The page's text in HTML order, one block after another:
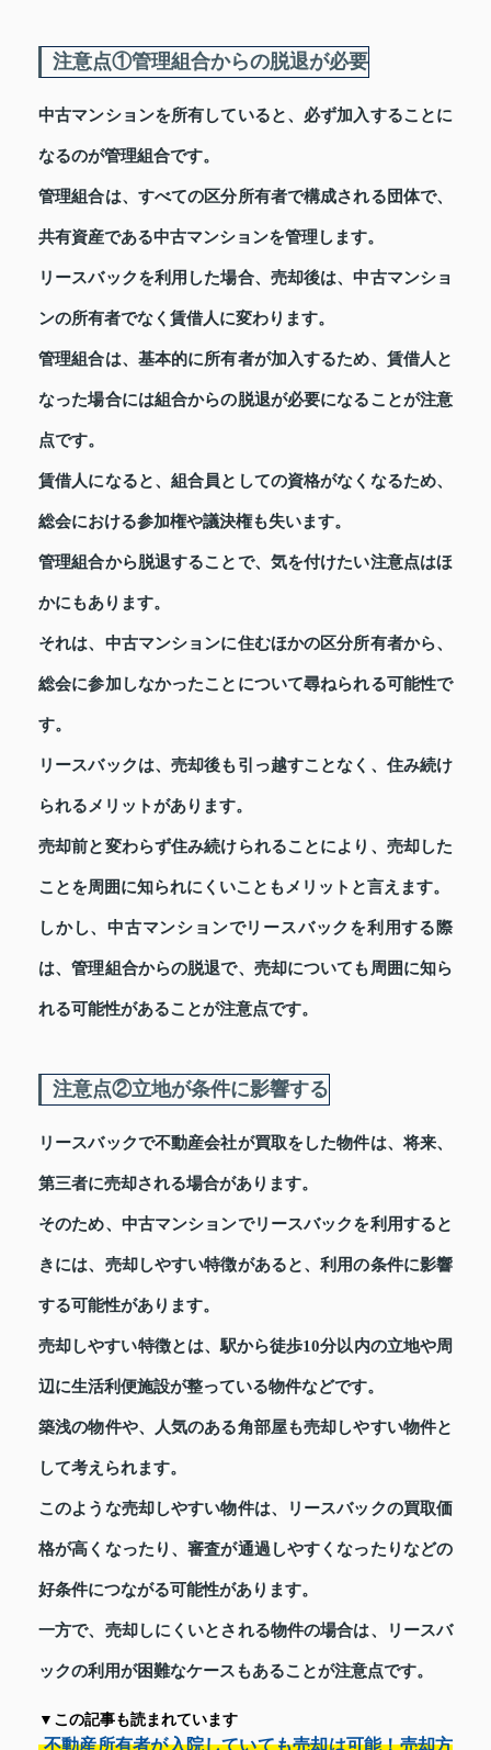
注意点①管理組合からの脱退が必要
中古マンションを所有していると、必ず加入することに
なるのが管理組合です。
管理組合は、すべての区分所有者で構成される団体で、
共有資産である中古マンションを管理します。
リースバックを利用した場合、売却後は、中古マンショ
ンの所有者でなく賃借人に変わります。
管理組合は、基本的に所有者が加入するため、賃借人と
なった場合には組合からの脱退が必要になることが注意
点です。
賃借人になると、組合員としての資格がなくなるため、
総会における参加権や議決権も失います。
管理組合から脱退することで、気を付けたい注意点はほ
かにもあります。
それは、中古マンションに住むほかの区分所有者から、
総会に参加しなかったことについて尋ねられる可能性で
す。
リースバックは、売却後も引っ越すことなく、住み続け
られるメリットがあります。
売却前と変わらず住み続けられることにより、売却した
ことを周囲に知られにくいこともメリットと言えます。
しかし、中古マンションでリースバックを利用する際
は、管理組合からの脱退で、売却についても周囲に知ら
れる可能性があることが注意点です。
注意点②立地が条件に影響する
リースバックで不動産会社が買取をした物件は、将来、
第三者に売却される場合があります。
そのため、中古マンションでリースバックを利用すると
きには、売却しやすい特徴があると、利用の条件に影響
する可能性があります。
売却しやすい特徴とは、駅から徒歩10分以内の立地や周
辺に生活利便施設が整っている物件などです。
築浅の物件や、人気のある角部屋も売却しやすい物件と
して考えられます。
このような売却しやすい物件は、リースバックの買取価
格が高くなったり、審査が通過しやすくなったりなどの
好条件につながる可能性があります。
一方で、売却しにくいとされる物件の場合は、リースバ
ックの利用が困難なケースもあることが注意点です。
▼この記事も読まれています
不動産所有者が入院していても売却は可能！売却方